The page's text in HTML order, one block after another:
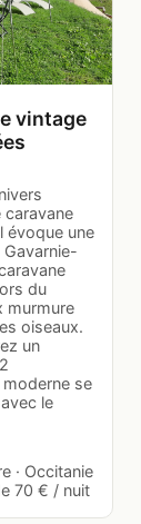
vintage
caravane
évoque une
du
murmure
oiseaux.
un
se
le
· Occitanie
70 € / nuit